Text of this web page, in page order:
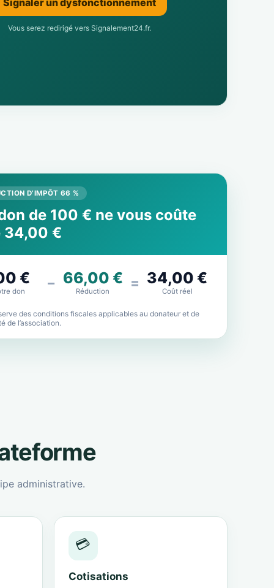
Vous serez redirigé vers Signalement24.fr.
D’IMPÔT 66 %
de 100 € ne vous coûte
34,00 €
€
don
− 66,00 €
Réduction
= 34,00 €
Coût réel
des conditions fiscales applicables au donateur et de
de l’association.
administrative.
💳
Cotisations